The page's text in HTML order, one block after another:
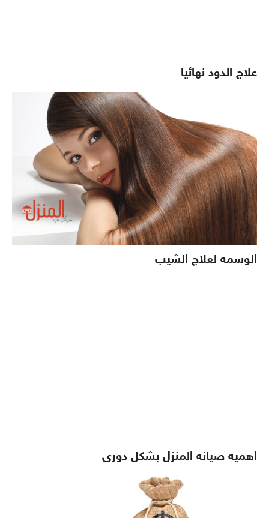
علاج الدود نهائيا
الوسمه لعلاج الشيب
اهميه صيانه المنزل بشكل دورى